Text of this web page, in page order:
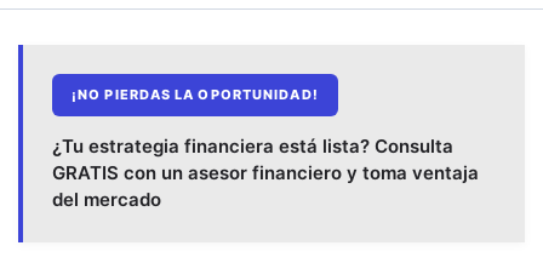
¡NO PIERDAS LA OPORTUNIDAD!
¿Tu estrategia financiera está lista? Consulta
GRATIS con un asesor financiero y toma ventaja
del mercado